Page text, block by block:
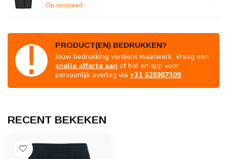
Op voorraad
PRODUCT(EN) BEDRUKKEN?
Jouw bedrukking verdient maatwerk. Vraag een
snelle offerte aan of bel en app voor
persoonlijk overleg via +31 628987309.
RECENT BEKEKEN